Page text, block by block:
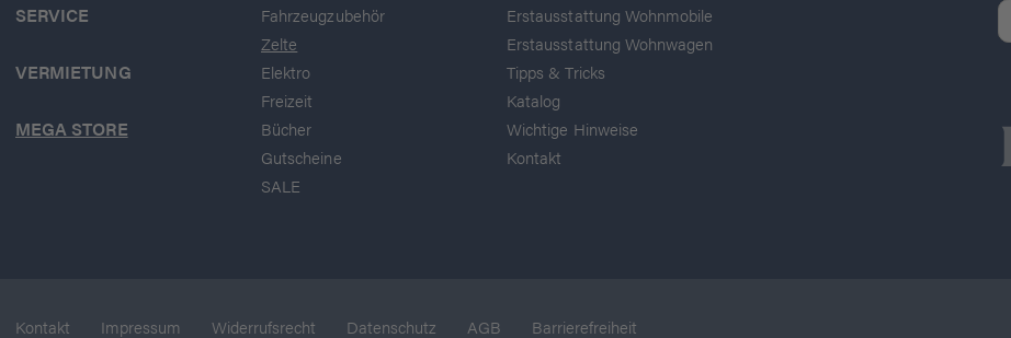
SERVICE
VERMIETUNG
MEGA STORE
Fahrzeugzubehör
Zelte
Elektro
Freizeit
Bücher
Gutscheine
SALE
Erstausstattung Wohnmobile
Erstausstattung Wohnwagen
Tipps & Tricks
Katalog
Wichtige Hinweise
Kontakt
Kontakt Impressum Widerrufsrecht Datenschutz AGB Barrierefreiheit